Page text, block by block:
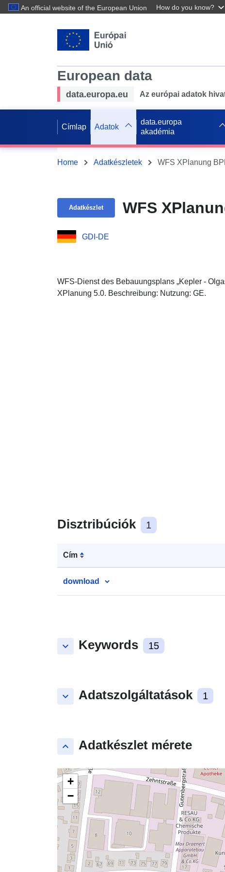
An official website of the European Union How do you know?
European data
data.europa.eu Az európai adatok
Címlap Adatok
data.europa
akadémia
Home Adatkészletek WFS XPlanung
Adatkészlet WFS
GDI-DE
WFS-Dienst des Bebauungsplans „Kepler -
XPlanung 5.0. Beschreibung: Nutzung: GE.
Disztribúciók 1
Cím
download
keyboard_arrow_down Keywords 15
keyboard_arrow_down Adatszolgáltatások 1
keyboard_arrow_up Adatkészlet mérete
+
−